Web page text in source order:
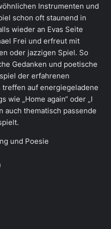
Instrumenten und
schon oft staunend in
wieder an Evas Seite
Frei und erfreut mit
oder jazzigen Spiel. So
Gedanken und poetische
der erfahrenen
treffen auf energiegeladene
wie „Home again“ oder „I
auch thematisch passende
und Poesie